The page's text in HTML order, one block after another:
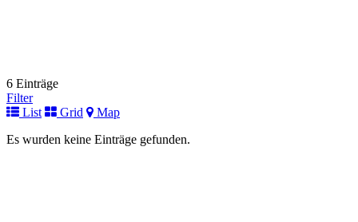
6 Einträge
Filter
List
Grid
Map
Es wurden keine Einträge gefunden.